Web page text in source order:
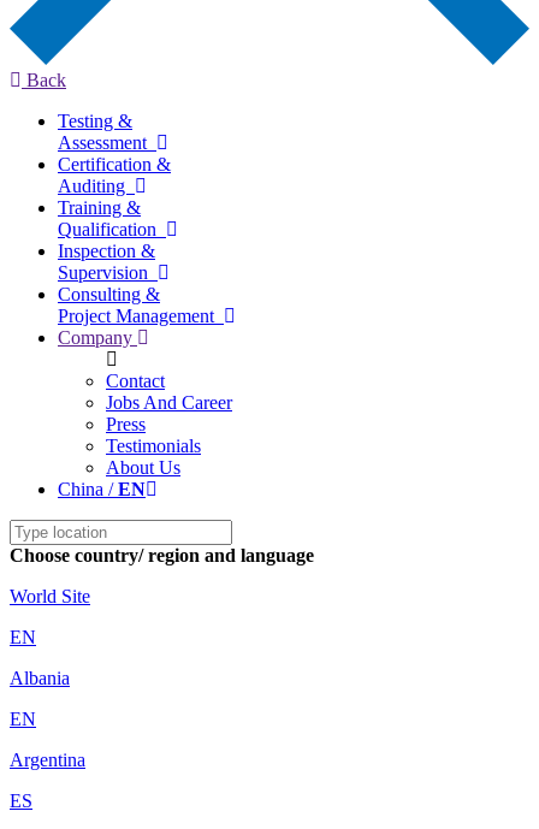
Back
Testing &
Assessment
Certification &
Auditing
Training &
Qualification
Inspection &
Supervision
Consulting &
Project Management
Company
Contact
Jobs And Career
Press
Testimonials
About Us
China /EN
Choose country/ region and language
World Site
EN
Albania
EN
Argentina
ES